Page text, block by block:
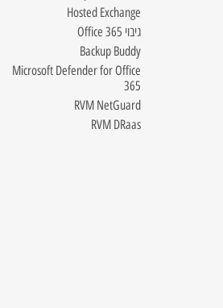
Hosted Exchange
גיבוי Office 365
Backup Buddy
Microsoft Defender for Office
365
RVM NetGuard
RVM DRaas